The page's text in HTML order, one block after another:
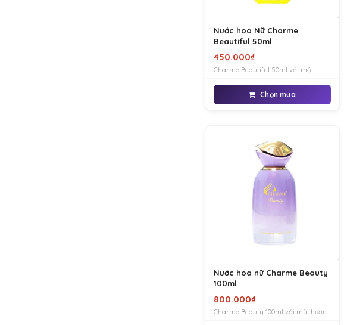
Nước hoa Nữ Charme
Beautiful 50ml
450.000₫
Charme Beautiful 50ml với một
bật lên vẻ sang trọng, gợi cảm và
quyến rũ. Charme Beautiful tạo nên
sức hút khó cưỡng c
Chọn mua
Nước hoa nữ Charme Beauty
100ml
800.000₫
Charme Beauty 100ml với mùi hương